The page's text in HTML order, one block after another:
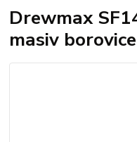
Drewmax
masiv borovice